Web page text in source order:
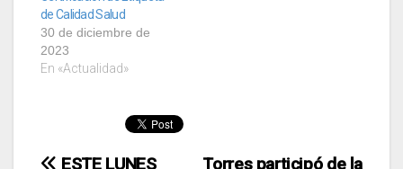
de Calidad Salud
30 de diciembre de
2023
En «Actualidad»
Torres participó de la
ESTE LUNES